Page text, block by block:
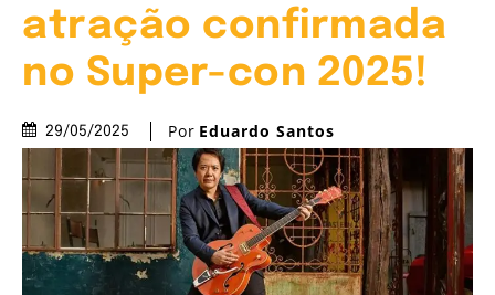
atração confirmada
no Super-con 2025!
29/05/2025 Por Eduardo Santos